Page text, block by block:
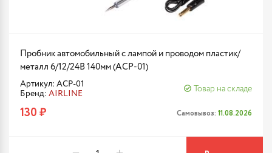
Пробник автомобильный с лампой и проводом пластик/
металл 6/12/24В 140мм (ACP-01)
Артикул: ACP-01
Бренд: AIRLINE
Товар на складе
130 ₽ Самовывоз: 11.08.2026